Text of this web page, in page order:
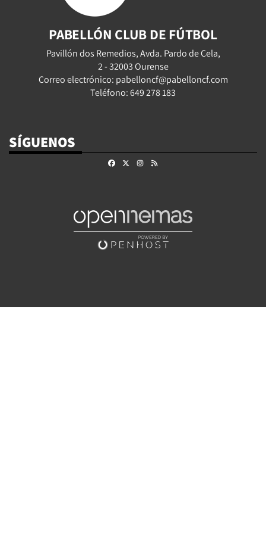
PABELLÓN CLUB DE FÚTBOL
Pavillón dos Remedios, Avda. Pardo de Cela,
2 - 32003 Ourense
Correo electrónico: pabelloncf@pabelloncf.com
Teléfono: 649 278 183
SÍGUENOS
FacebookInstagram